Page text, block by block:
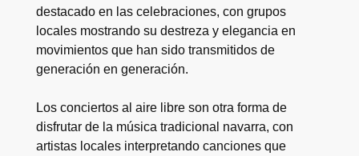
destacado en las celebraciones, con grupos
locales mostrando su destreza y elegancia en
movimientos que han sido transmitidos de
generación en generación.
Los conciertos al aire libre son otra forma de
disfrutar de la música tradicional navarra, con
artistas locales interpretando canciones que